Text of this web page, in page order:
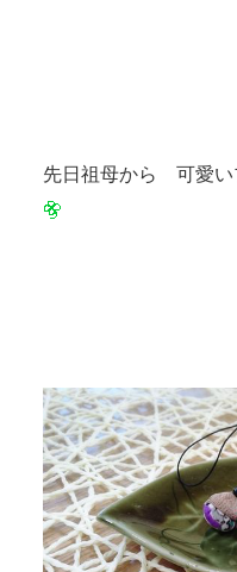
先日祖母から 可愛